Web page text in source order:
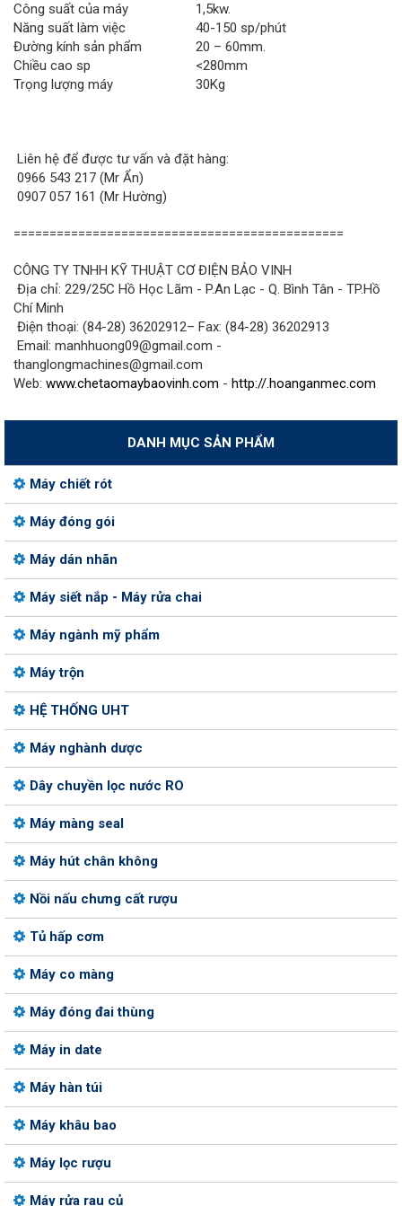
Công suất của máy
1,5kw.
Năng suất làm việc
40-150 sp/phút
Đường kính sản phẩm
20 – 60mm.
Chiều cao sp
<280mm
Trọng lượng máy
30Kg
Liên hệ để được tư vấn và đặt hàng:
0966 543 217 (Mr Ẩn)
0907 057 161 (Mr Hường)
==============================================
CÔNG TY TNHH KỸ THUẬT CƠ ĐIỆN BẢO VINH
Địa chỉ: 229/25C Hồ Học Lãm - P.An Lạc - Q. Bình Tân - TP.Hồ
Chí Minh
Điện thoại: (84-28) 36202912– Fax: (84-28) 36202913
Email: manhhuong09@gmail.com -
thanglongmachines@gmail.com
Web: www.chetaomaybaovinh.com - http://.hoanganmec.com
DANH MỤC SẢN PHẨM
Máy chiết rót
Máy đóng gói
Máy dán nhãn
Máy siết nắp - Máy rửa chai
Máy ngành mỹ phẩm
Máy trộn
HỆ THỐNG UHT
Máy nghành dược
Dây chuyền lọc nước RO
Máy màng seal
Máy hút chân không
Nồi nấu chưng cất rượu
Tủ hấp cơm
Máy co màng
Máy đóng đai thùng
Máy in date
Máy hàn túi
Máy khâu bao
Máy lọc rượu
Máy rửa rau củ